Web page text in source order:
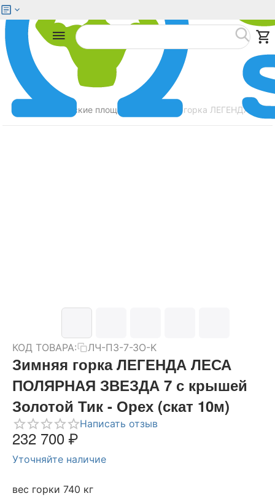
Детские площадки Зимняя горка ЛЕГЕНДА
КОД ТОВАРА: ЛЧ-ПЗ-7-ЗО-K
Зимняя горка ЛЕГЕНДА ЛЕСА
ПОЛЯРНАЯ ЗВЕЗДА 7 с крышей
Золотой Тик - Орех (скат 10м)
Написать отзыв
232 700₽
Уточняйте наличие
вес горки 740 кг
Меню Найти